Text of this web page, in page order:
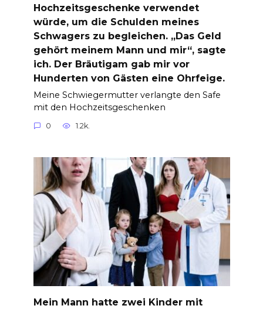
Hochzeitsgeschenke verwendet
würde, um die Schulden meines
Schwagers zu begleichen. „Das Geld
gehört meinem Mann und mir“, sagte
ich. Der Bräutigam gab mir vor
Hunderten von Gästen eine Ohrfeige.
Meine Schwiegermutter verlangte den Safe
mit den Hochzeitsgeschenken
0 1.2k.
Mein Mann hatte zwei Kinder mit